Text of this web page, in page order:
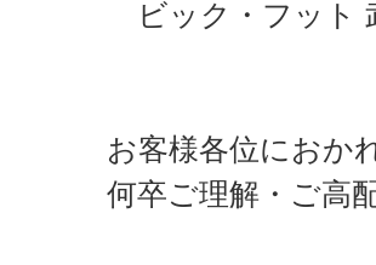
ビック・フット
お客様各位におか
何卒ご理解・ご高